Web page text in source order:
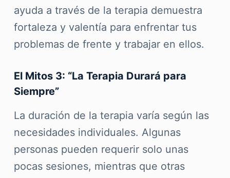
ayuda a través de la terapia demuestra
fortaleza y valentía para enfrentar tus
problemas de frente y trabajar en ellos.
El Mitos 3: “La Terapia Durará para
Siempre”
La duración de la terapia varía según las
necesidades individuales. Algunas
personas pueden requerir solo unas
pocas sesiones, mientras que otras